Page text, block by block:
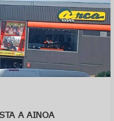
A AINOA